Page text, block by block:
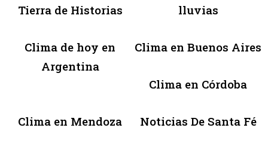
Tierra de Historias lluvias
Clima de hoy en
Argentina
Clima en Buenos Aires
Clima en Córdoba
Clima en Mendoza Noticias De Santa Fé